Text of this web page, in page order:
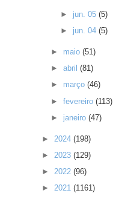
► jun. 05 (5)
► jun. 04 (5)
► maio(51)
►abril(81)
► março(46)
►fevereiro(113)
► janeiro(47)
► 2024 (198)
► 2023 (129)
► 2022 (96)
► 2021 (1161)